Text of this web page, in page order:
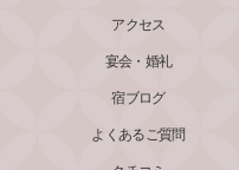
アクセス
宴会・婚礼
宿ブログ
よくあるご質問